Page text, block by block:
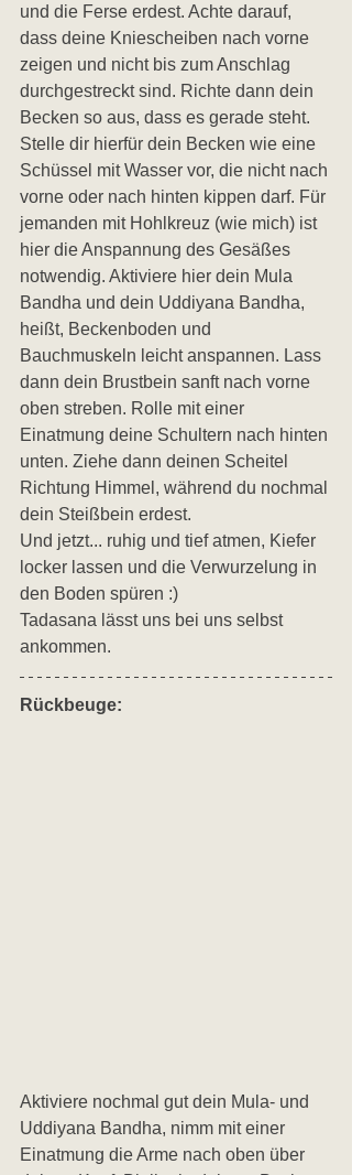
und die Ferse erdest. Achte darauf,
dass deine Kniescheiben nach vorne
zeigen und nicht bis zum Anschlag
durchgestreckt sind. Richte dann dein
Becken so aus, dass es gerade steht.
Stelle dir hierfür dein Becken wie eine
Schüssel mit Wasser vor, die nicht nach
vorne oder nach hinten kippen darf. Für
jemanden mit Hohlkreuz (wie mich) ist
hier die Anspannung des Gesäßes
notwendig. Aktiviere hier dein Mula
Bandha und dein Uddiyana Bandha,
heißt, Beckenboden und
Bauchmuskeln leicht anspannen. Lass
dann dein Brustbein sanft nach vorne
oben streben. Rolle mit einer
Einatmung deine Schultern nach hinten
unten. Ziehe dann deinen Scheitel
Richtung Himmel, während du nochmal
dein Steißbein erdest.
Und jetzt... ruhig und tief atmen, Kiefer
locker lassen und die Verwurzelung in
den Boden spüren :)
Tadasana lässt uns bei uns selbst
ankommen.
Rückbeuge:
Aktiviere nochmal gut dein Mula- und
Uddiyana Bandha, nimm mit einer
Einatmung die Arme nach oben über